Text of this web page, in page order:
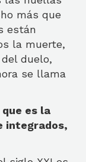
más que
están
la muerte,
duelo,
se llama
es la
integrados,